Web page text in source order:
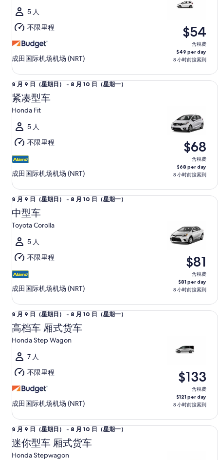
（星
期
日）
至
8
月
10
日
（星
期
5 人
不限里程
成田国际机场机场 (NRT)
$54
含税费
$49 per day
8 小时前搜索到
8
月
9
（星
期
日）
至
8
月
10
日
（星
期
8 月 9 日（星期日） - 8 月 10 日（星期一）
紧凑型车
Honda Fit
5 人
不限里程
成田国际机场机场 (NRT)
$68
含税费
$68 per day
8 小时前搜索到
紧凑型车 Honda Fit
8
月
9
（星
期
日）
至
8
月
10
日
（星
期
8 月 9 日（星期日） - 8 月 10 日（星期一）
中型车
Toyota Corolla
5 人
不限里程
成田国际机场机场 (NRT)
$81
含税费
$81 per day
8 小时前搜索到
中型车 Toyota Corolla
8
月
9
（星
期
日）
至
8
月
10
日
（星
期
8 月 9 日（星期日） - 8 月 10 日（星期一）
高档车 厢式货车
Honda Step Wagon
7 人
不限里程
成田国际机场机场 (NRT)
$133
含税费
$121 per day
8 小时前搜索到
高档车 厢式货车 Honda Step Wagon
8
月
9
8 月 9 日（星期日） - 8 月 10 日（星期一）
迷你型车 厢式货车
Honda Stepwagon
迷你型车 厢式货车 Honda Stepwagon